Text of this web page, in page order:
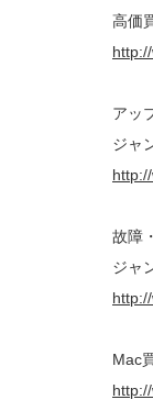
高価
アッ
ジャ
故障
ジャ
Mac